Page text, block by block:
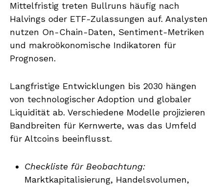
Mittelfristig treten Bullruns häufig nach
Halvings oder ETF-Zulassungen auf. Analysten
nutzen On-Chain-Daten, Sentiment-Metriken
und makroökonomische Indikatoren für
Prognosen.
Langfristige Entwicklungen bis 2030 hängen
von technologischer Adoption und globaler
Liquidität ab. Verschiedene Modelle projizieren
Bandbreiten für Kernwerte, was das Umfeld
für Altcoins beeinflusst.
Checkliste für Beobachtung:
Marktkapitalisierung, Handelsvolumen,